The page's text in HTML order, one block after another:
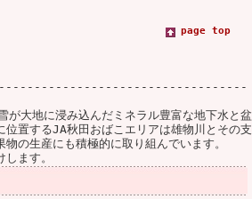
page top
カット -------------------------------------
が大地に浸み込んだミネラル豊富な地下水と盆
置するJA秋田おばこエリアは雄物川とその支
の生産にも積極的に取り組んでいます。
ます。